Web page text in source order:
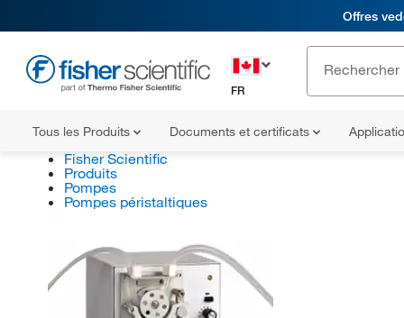
Offres
FR
Tous les Produits Documents et certificats
Fisher Scientific
Produits
Pompes
Pompes péristaltiques